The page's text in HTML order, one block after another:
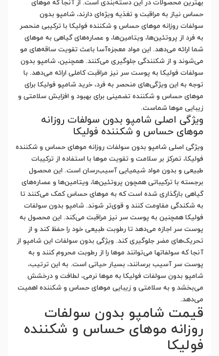
بهترین محصولات در این دسته‌بندی است. از آنجا که موهای
حساس نیاز به مراقبت و تغذیه ویژه‌ای دارند، شامپو بدون
سولفات روزانه موهای حساس و شکننده فولیکا با ترکیبی منحصر
به فرد از پروتئین‌ها، ویتامین‌ها، و عصاره‌های گیاهی به موهای
شما ارائه می‌دهد. این مواد معجزه‌آسا باعث تقویت ساقه‌های مو
می‌شوند و از شکنندگی جلوگیری می‌کنند. همچنین، شامپو بدون
سولفات فولیکا به پوست سر نیز مراقبت کاملی ارائه می‌دهد. با
توجه به این ویژگی‌های منحصر به فرد، خرید شامپو فولیکا برای
موهای حساس و شکننده تضمینی برای بهبود و افزایش سلامتی و
زیبایی موها شماست.
ویژگی اصلی شامپو بدون سولفات روزانه
موهای حساس و شکننده فولیکا
ویژگی اصلی شامپو بدون سولفات روزانه موهای حساس و شکننده
فولیکا، تمرکز بر سلامت و تقویت موها با استفاده از ترکیبات
طبیعی و بدون مواد شیمیایی آسیب‌رسان است. این محصول
برجسته با ترکیباتی همچون پروتئین‌ها، ویتامین‌ها و عصاره‌های
گیاهی بارگذاری شده است که به موهای حساس کمک می‌کنند تا
به شکندگی مقاومت کنند و قوی‌تر شوند. شامپو بدون سولفات
فولیکا همچنین به پوست سر نیز مراقبت می‌کند. این محصول به
پوست سر اجازه می‌دهد تا رطوبت طبیعی خود را حفظ کند و از
تحریک‌های مضر جلوگیری کند. ویژگی بدون سولفات این شامپو از
آنجا که سولفاتها می‌توانند موها را از رطوبت محروم کنند و به
پوست سر آسیب برسانند، بسیار حیاتی است. به این ترتیب،
شامپو بدون سولفات فولیکا به موها نرمی، لطافت و درخشش
می‌بخشد و به سلامتی و زیبایی موهای حساس و شکننده اهمیت
می‌دهد.
قیمت شامپو بدون سولفات
روزانه موهای حساس و شکننده
فولیکا